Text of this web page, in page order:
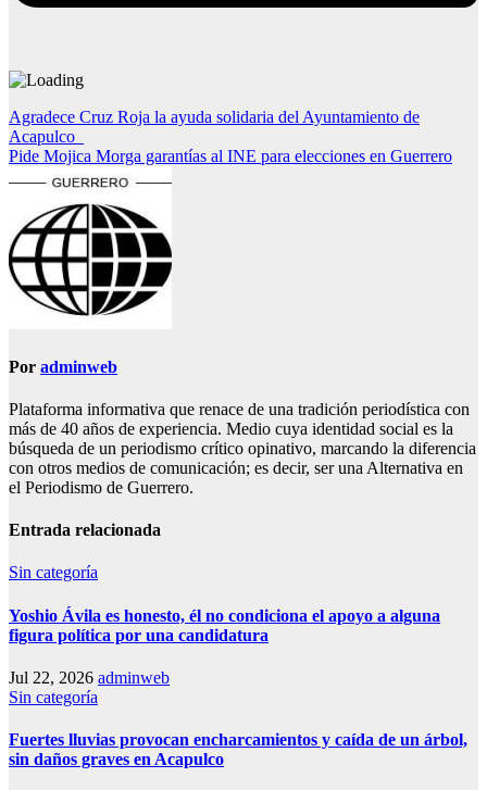
Navegación
de
entradas
Agradece Cruz Roja la ayuda solidaria del Ayuntamiento de
Acapulco
Pide Mojica Morga garantías al INE para elecciones en Guerrero
Por adminweb
Plataforma informativa que renace de una tradición periodística con
más de 40 años de experiencia. Medio cuya identidad social es la
búsqueda de un periodismo crítico opinativo, marcando la diferencia
con otros medios de comunicación; es decir, ser una Alternativa en
el Periodismo de Guerrero.
Entrada relacionada
Sin categoría
Yoshio Ávila es honesto, él no condiciona el apoyo a alguna
figura política por una candidatura
Jul 22, 2026 adminweb
Sin categoría
Fuertes lluvias provocan encharcamientos y caída de un árbol,
sin daños graves en Acapulco